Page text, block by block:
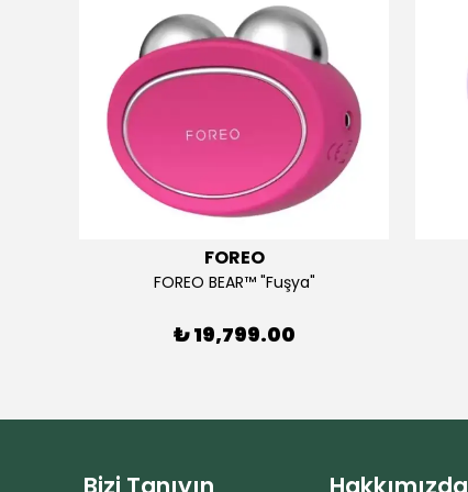
FOREO
FOREO BEAR™ "Fuşya"
₺ 19,799.00